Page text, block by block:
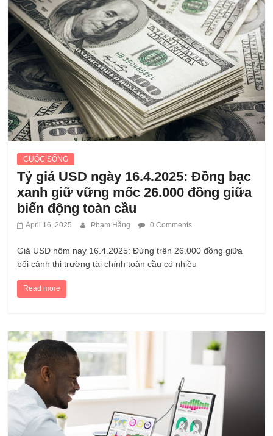
CUỘC SỐNG
Tỷ giá USD ngày 16.4.2025: Đồng bạc
xanh giữ vững mốc 26.000 đồng giữa
biến động toàn cầu
April 16, 2025 Phạm Hằng 0 Comments
Giá USD hôm nay 16.4.2025: Đứng trên 26.000 đồng giữa
bối cảnh thị trường tài chính toàn cầu có nhiều
Read more